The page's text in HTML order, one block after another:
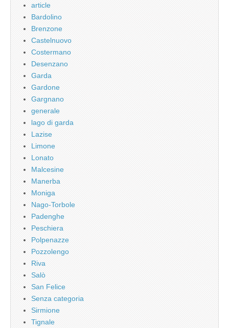
article
Bardolino
Brenzone
Castelnuovo
Costermano
Desenzano
Garda
Gardone
Gargnano
generale
lago di garda
Lazise
Limone
Lonato
Malcesine
Manerba
Moniga
Nago-Torbole
Padenghe
Peschiera
Polpenazze
Pozzolengo
Riva
Salò
San Felice
Senza categoria
Sirmione
Tignale